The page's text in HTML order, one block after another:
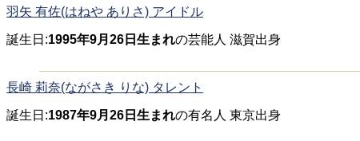
羽矢 有佐(はねや ありさ) アイドル
誕生日:1995年9月26日生まれの芸能人 滋賀出身
長崎 莉奈(ながさき りな) タレント
誕生日:1987年9月26日生まれの有名人 東京出身